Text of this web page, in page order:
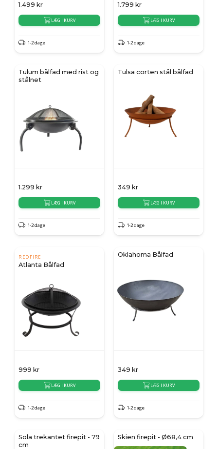
1.499 kr
LÆG I KURV
1-2 dage
1.799 kr
LÆG I KURV
1-2 dage
Tulum bålfad med rist og
stålnet
1.299 kr
LÆG I KURV
1-2 dage
Tulsa corten stål bålfad
349 kr
LÆG I KURV
1-2 dage
REDFIRE
Atlanta Bålfad
999 kr
LÆG I KURV
1-2 dage
Oklahoma Bålfad
349 kr
LÆG I KURV
1-2 dage
Sola trekantet firepit - 79
cm
Skien firepit - Ø68,4 cm